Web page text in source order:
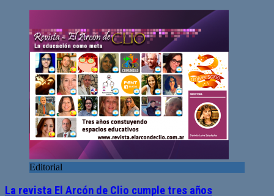
Editorial
La revista El Arcón de Clio cumple tres años